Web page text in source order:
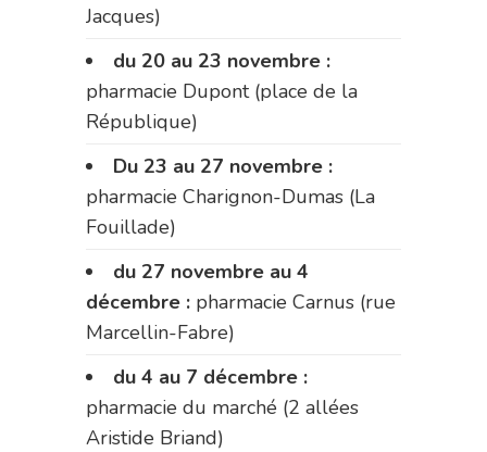
Jacques)
du 20 au 23 novembre :
pharmacie Dupont (place de la
République)
Du 23 au 27 novembre :
pharmacie Charignon-Dumas (La
Fouillade)
du 27 novembre au 4
décembre : pharmacie Carnus (rue
Marcellin-Fabre)
du 4 au 7 décembre :
pharmacie du marché (2 allées
Aristide Briand)